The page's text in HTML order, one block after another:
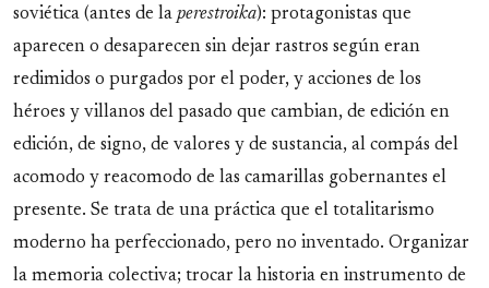
soviética (antes de la perestroika): protagonistas que
aparecen o desaparecen sin dejar rastros según eran
redimidos o purgados por el poder, y acciones de los
héroes y villanos del pasado que cambian, de edición en
edición, de signo, de valores y de sustancia, al compás del
acomodo y reacomodo de las camarillas gobernantes el
presente. Se trata de una práctica que el totalitarismo
moderno ha perfeccionado, pero no inventado. Organizar
la memoria colectiva; trocar la historia en instrumento de